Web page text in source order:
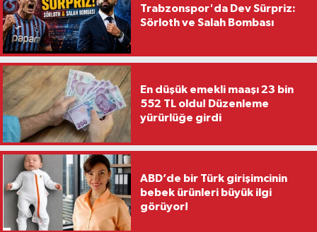
Trabzonspor'da Dev Sürpriz:
Sörloth ve Salah Bombası
En düşük emekli maaşı 23 bin
552 TL oldu! Düzenleme
yürürlüğe girdi
ABD’de bir Türk girişimcinin
bebek ürünleri büyük ilgi
görüyor!